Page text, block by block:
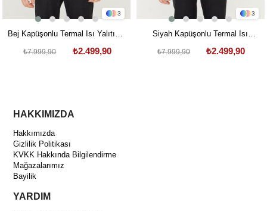
3
Bej Kapüşonlu Termal Isı Yalıtımlı
₺2.499,90
₺7.999,90
3
Siyah Kapüşonlu Termal Isı
₺2.499,90
₺7.999,90
HAKKIMIZDA
Hakkımızda
Gizlilik Politikası
KVKK Hakkında Bilgilendirme
Mağazalarımız
Bayilik
YARDIM